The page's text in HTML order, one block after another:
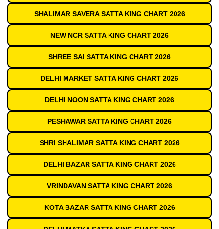
SHALIMAR SAVERA SATTA KING CHART 2026
NEW NCR SATTA KING CHART 2026
SHREE SAI SATTA KING CHART 2026
DELHI MARKET SATTA KING CHART 2026
DELHI NOON SATTA KING CHART 2026
PESHAWAR SATTA KING CHART 2026
SHRI SHALIMAR SATTA KING CHART 2026
DELHI BAZAR SATTA KING CHART 2026
VRINDAVAN SATTA KING CHART 2026
KOTA BAZAR SATTA KING CHART 2026